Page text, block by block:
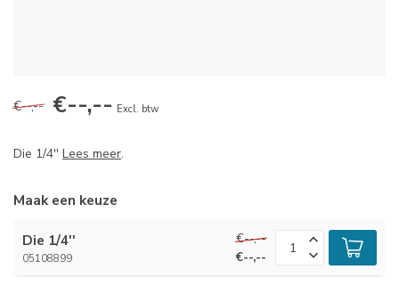
€--,-- €--,-- Excl. btw
Die 1/4'' Lees meer.
Maak een keuze
Die 1/4''
05108899
€--,--
€--,--